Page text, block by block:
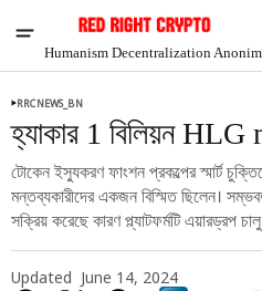
Humanism Decentralization
RRCNEWS_BN
হ্যাকার 1 বিলিয়ন HLG
টোকেন ইস্যুকরণ ফাংশন প্রকল্পের স্মার্ট
মন্তব্যকারীদের একজন বিস্মিত ছিলেন।
সক্রিয় করেছে কারণ প্ল্যাটফর্মটি এয়ারড্রপ
Updated June 14, 2024